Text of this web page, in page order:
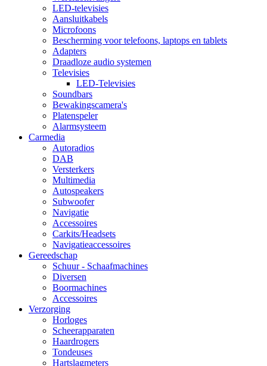
LED-televisies
Aansluitkabels
Microfoons
Bescherming voor telefoons, laptops en tablets
Adapters
Draadloze audio systemen
Televisies
LED-Televisies
Soundbars
Bewakingscamera's
Platenspeler
Alarmsysteem
Carmedia
Autoradios
DAB
Versterkers
Multimedia
Autospeakers
Subwoofer
Navigatie
Accessoires
Carkits/Headsets
Navigatieaccessoires
Gereedschap
Schuur - Schaafmachines
Diversen
Boormachines
Accessoires
Verzorging
Horloges
Scheerapparaten
Haardrogers
Tondeuses
Hartslagmeters